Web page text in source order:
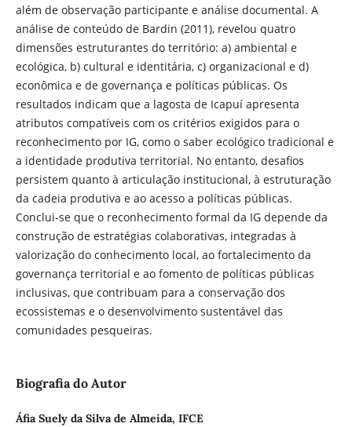
além de observação participante e análise documental. A
análise de conteúdo de Bardin (2011), revelou quatro
dimensões estruturantes do território: a) ambiental e
ecológica, b) cultural e identitária, c) organizacional e d)
econômica e de governança e políticas públicas. Os
resultados indicam que a lagosta de Icapuí apresenta
atributos compatíveis com os critérios exigidos para o
reconhecimento por IG, como o saber ecológico tradicional e
a identidade produtiva territorial. No entanto, desafios
persistem quanto à articulação institucional, à estruturação
da cadeia produtiva e ao acesso a políticas públicas.
Conclui-se que o reconhecimento formal da IG depende da
construção de estratégias colaborativas, integradas à
valorização do conhecimento local, ao fortalecimento da
governança territorial e ao fomento de políticas públicas
inclusivas, que contribuam para a conservação dos
ecossistemas e o desenvolvimento sustentável das
comunidades pesqueiras.
Biografia do Autor
Áfia Suely da Silva de Almeida, IFCE